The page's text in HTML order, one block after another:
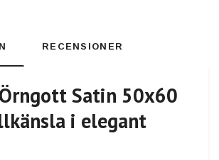
RECENSIONER
Satin 50x60
i elegant